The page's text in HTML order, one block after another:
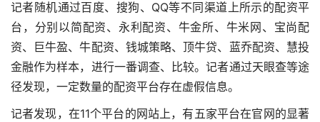
记者随机通过百度、搜狗、QQ等不同渠道上所示的配资平
台，分别以简配资、永利配资、牛金所、牛米网、宝尚配
资、巨牛盈、牛配资、钱城策略、顶牛贷、蓝乔配资、慧投
金融作为样本，进行一番调查、比较。记者通过天眼查等途
径发现，一定数量的配资平台存在虚假信息。
记者发现，在11个平台的网站上，有五家平台在官网的显著